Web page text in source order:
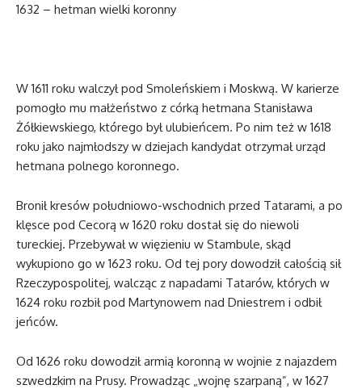
1632 – hetman wielki koronny
W 1611 roku walczył pod Smoleńskiem i Moskwą. W karierze
pomogło mu małżeństwo z córką hetmana Stanisława
Żółkiewskiego, którego był ulubieńcem. Po nim też w 1618
roku jako najmłodszy w dziejach kandydat otrzymał urząd
hetmana polnego koronnego.
Bronił kresów południowo-wschodnich przed Tatarami, a po
klęsce pod Cecorą w 1620 roku dostał się do niewoli
tureckiej. Przebywał w więzieniu w Stambule, skąd
wykupiono go w 1623 roku. Od tej pory dowodził całością sił
Rzeczypospolitej, walcząc z napadami Tatarów, których w
1624 roku rozbił pod Martynowem nad Dniestrem i odbił
jeńców.
Od 1626 roku dowodził armią koronną w wojnie z najazdem
szwedzkim na Prusy. Prowadząc „wojnę szarpaną”, w 1627